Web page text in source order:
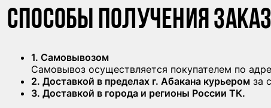
Способы получения
1. Самовывозом
Самовывоз осуществляется покупателем по
2. Доставкой в пределах г. Абакана курьером за
3. Доставкой в города и регионы России ТК.